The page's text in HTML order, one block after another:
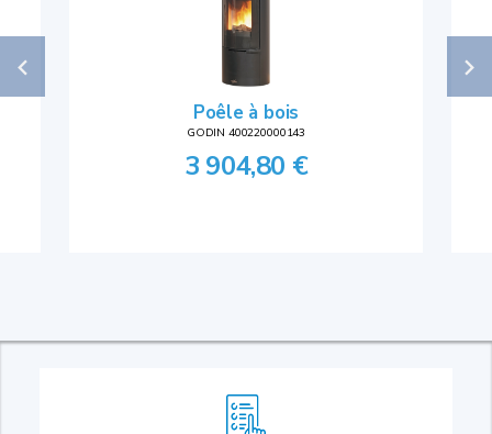
Poêle à bois
GODIN 400220000143
3 904,80 €